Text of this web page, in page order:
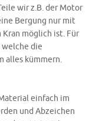
wir z.B. der Motor
Bergung nur mit
Kran möglich ist. Für
welche die
alles kümmern.
einfach im
und Abzeichen